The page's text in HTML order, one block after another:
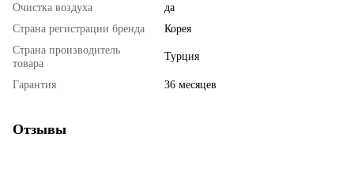
Очистка воздуха
да
Страна регистрации бренда
Корея
Страна производитель
товара
Турция
Гарантия 36 месяцев
Отзывы